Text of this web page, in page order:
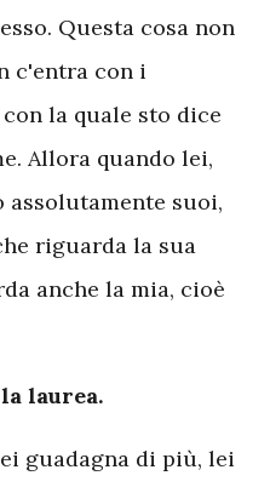
Questa cosa non
c'entra con i
la quale sto dice
Allora quando lei,
suoi,
riguarda la sua
anche la mia, cioè
laurea.
guadagna di più, lei